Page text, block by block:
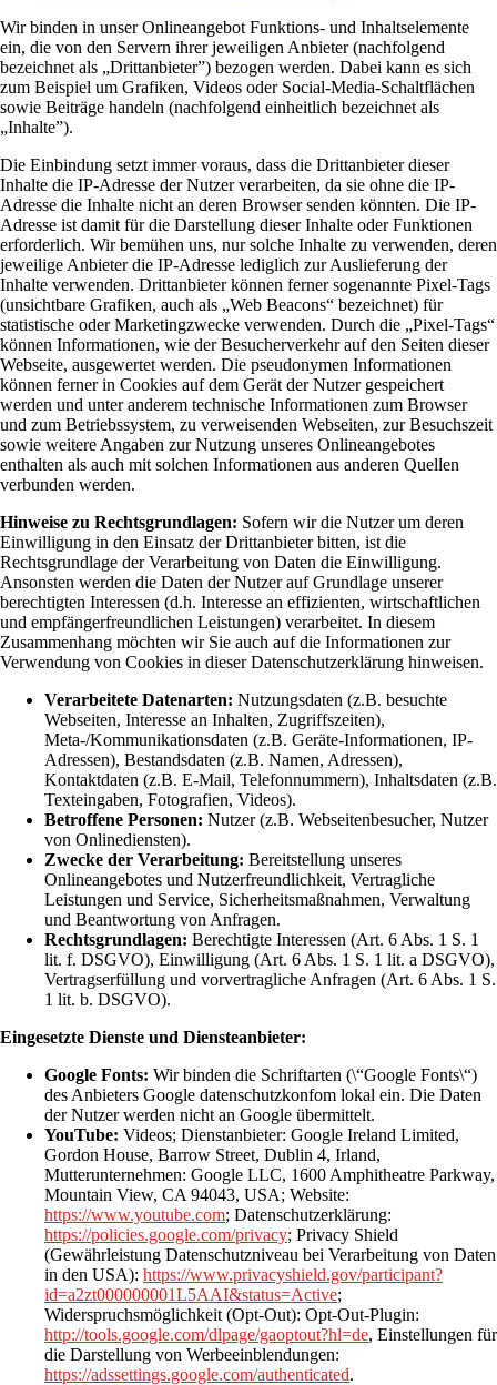
Wir binden in unser Onlineangebot Funktions- und Inhaltselemente
ein, die von den Servern ihrer jeweiligen Anbieter (nachfolgend
bezeichnet als „Drittanbieter”) bezogen werden. Dabei kann es sich
zum Beispiel um Grafiken, Videos oder Social-Media-Schaltflächen
sowie Beiträge handeln (nachfolgend einheitlich bezeichnet als
„Inhalte”).
Die Einbindung setzt immer voraus, dass die Drittanbieter dieser
Inhalte die IP-Adresse der Nutzer verarbeiten, da sie ohne die IP-
Adresse die Inhalte nicht an deren Browser senden könnten. Die IP-
Adresse ist damit für die Darstellung dieser Inhalte oder Funktionen
erforderlich. Wir bemühen uns, nur solche Inhalte zu verwenden, deren
jeweilige Anbieter die IP-Adresse lediglich zur Auslieferung der
Inhalte verwenden. Drittanbieter können ferner sogenannte Pixel-Tags
(unsichtbare Grafiken, auch als „Web Beacons“ bezeichnet) für
statistische oder Marketingzwecke verwenden. Durch die „Pixel-Tags“
können Informationen, wie der Besucherverkehr auf den Seiten dieser
Webseite, ausgewertet werden. Die pseudonymen Informationen
können ferner in Cookies auf dem Gerät der Nutzer gespeichert
werden und unter anderem technische Informationen zum Browser
und zum Betriebssystem, zu verweisenden Webseiten, zur Besuchszeit
sowie weitere Angaben zur Nutzung unseres Onlineangebotes
enthalten als auch mit solchen Informationen aus anderen Quellen
verbunden werden.
Hinweise zu Rechtsgrundlagen: Sofern wir die Nutzer um deren
Einwilligung in den Einsatz der Drittanbieter bitten, ist die
Rechtsgrundlage der Verarbeitung von Daten die Einwilligung.
Ansonsten werden die Daten der Nutzer auf Grundlage unserer
berechtigten Interessen (d.h. Interesse an effizienten, wirtschaftlichen
und empfängerfreundlichen Leistungen) verarbeitet. In diesem
Zusammenhang möchten wir Sie auch auf die Informationen zur
Verwendung von Cookies in dieser Datenschutzerklärung hinweisen.
Verarbeitete Datenarten: Nutzungsdaten (z.B. besuchte
Webseiten, Interesse an Inhalten, Zugriffszeiten),
Meta-/Kommunikationsdaten (z.B. Geräte-Informationen, IP-
Adressen), Bestandsdaten (z.B. Namen, Adressen),
Kontaktdaten (z.B. E-Mail, Telefonnummern), Inhaltsdaten (z.B.
Texteingaben, Fotografien, Videos).
Betroffene Personen: Nutzer (z.B. Webseitenbesucher, Nutzer
von Onlinediensten).
Zwecke der Verarbeitung: Bereitstellung unseres
Onlineangebotes und Nutzerfreundlichkeit, Vertragliche
Leistungen und Service, Sicherheitsmaßnahmen, Verwaltung
und Beantwortung von Anfragen.
Rechtsgrundlagen: Berechtigte Interessen (Art. 6 Abs. 1 S. 1
lit. f. DSGVO), Einwilligung (Art. 6 Abs. 1 S. 1 lit. a DSGVO),
Vertragserfüllung und vorvertragliche Anfragen (Art. 6 Abs. 1 S.
1 lit. b. DSGVO).
Eingesetzte Dienste und Diensteanbieter:
Google Fonts: Wir binden die Schriftarten (\“Google Fonts\“)
des Anbieters Google datenschutzkonfom lokal ein. Die Daten
der Nutzer werden nicht an Google übermittelt.
YouTube: Videos; Dienstanbieter: Google Ireland Limited,
Gordon House, Barrow Street, Dublin 4, Irland,
Mutterunternehmen: Google LLC, 1600 Amphitheatre Parkway,
Mountain View, CA 94043, USA; Website:
https://www.youtube.com; Datenschutzerklärung:
https://policies.google.com/privacy; Privacy Shield
(Gewährleistung Datenschutzniveau bei Verarbeitung von Daten
in den USA): https://www.privacyshield.gov/participant?
id=a2zt000000001L5AAI&status=Active;
Widerspruchsmöglichkeit (Opt-Out): Opt-Out-Plugin:
http://tools.google.com/dlpage/gaoptout?hl=de, Einstellungen für
die Darstellung von Werbeeinblendungen:
https://adssettings.google.com/authenticated.